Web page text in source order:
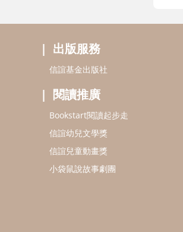
出版服務
信誼基金出版社
閱讀推廣
Bookstart閱讀起步走
信誼幼兒文學獎
信誼兒童動畫獎
小袋鼠說故事劇團